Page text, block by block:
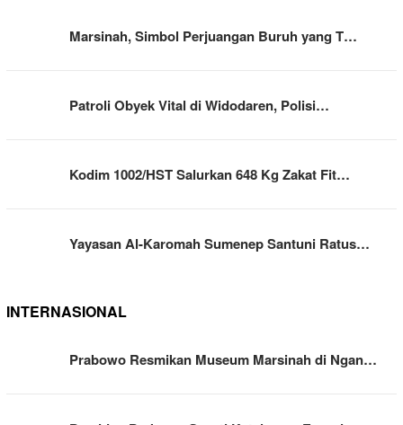
Marsinah, Simbol Perjuangan Buruh yang T…
Patroli Obyek Vital di Widodaren, Polisi…
Kodim 1002/HST Salurkan 648 Kg Zakat Fit…
Yayasan Al-Karomah Sumenep Santuni Ratus…
INTERNASIONAL
Prabowo Resmikan Museum Marsinah di Ngan…